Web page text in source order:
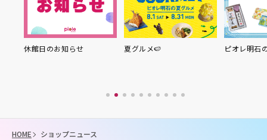
休館日のお知らせ 夏グルメ🍉 ピオレ明石
HOME ショップニュース